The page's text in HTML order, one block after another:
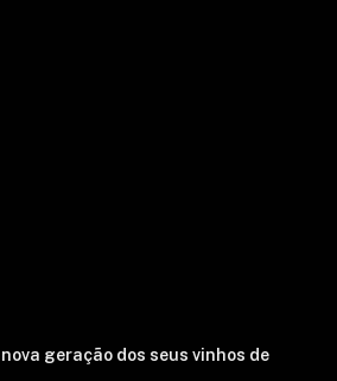
geração dos seus vinhos de